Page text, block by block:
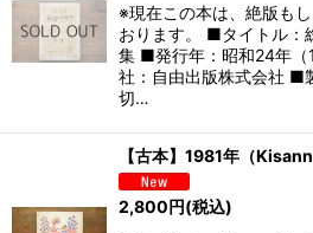
※現在この本は、絶版も
おります。 ■タイトル：
集 ■発行年：昭和24年
社：自由出版株式会社 ■
切…
【古本】1981年（
2,800円(税込)